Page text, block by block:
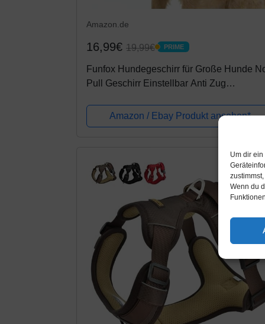
Um dir
Wenn du
Amazon.de
16,99€ 19,99€ PRIME
PRIME
Funfox Hundegeschirr für Große Hunde
Pull Geschirr Einstellbar Anti Zug
Brustgeschirr Hund Groß Atmungsaktiv
Dog...
Amazon / Ebay Produkt ansehen*